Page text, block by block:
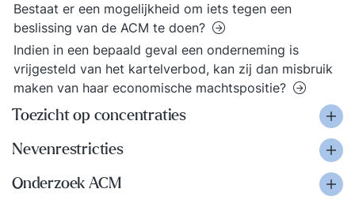
Bestaat er een mogelijkheid om iets tegen een
beslissing van de ACM te doen?
Indien in een bepaald geval een onderneming is
vrijgesteld van het kartelverbod, kan zij dan misbruik
maken van haar economische machtspositie?
Toezicht op concentraties
Nevenrestricties
Onderzoek ACM